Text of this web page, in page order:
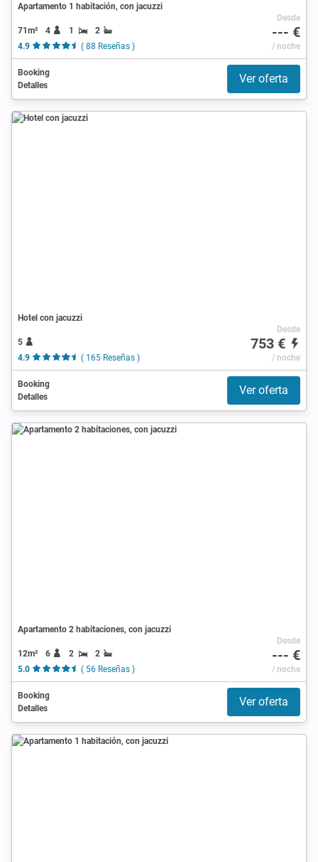
Apartamento 1 habitación, con jacuzzi
71m² 4 1
2
4.9
( 88 Reseñas )
Desde
--- €
/ noche
Booking
Detalles
Ver oferta
Hotel con jacuzzi
5
4.9
( 165 Reseñas )
Desde
753 €
/ noche
Booking
Detalles
Ver oferta
Apartamento 2 habitaciones, con jacuzzi
12m² 6 2
2
5.0
( 56 Reseñas )
Desde
--- €
/ noche
Booking
Detalles
Ver oferta